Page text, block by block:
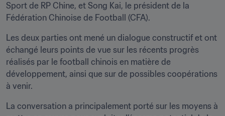
Sport de RP Chine, et Song Kai, le président de la
Fédération Chinoise de Football (CFA).
Les deux parties ont mené un dialogue constructif et ont
échangé leurs points de vue sur les récents progrès
réalisés par le football chinois en matière de
développement, ainsi que sur de possibles coopérations
à venir.
La conversation a principalement porté sur les moyens à